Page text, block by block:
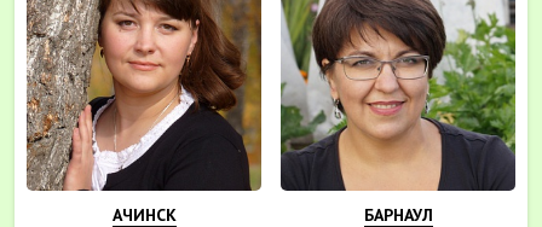
АЧИНСК
БАРНАУЛ